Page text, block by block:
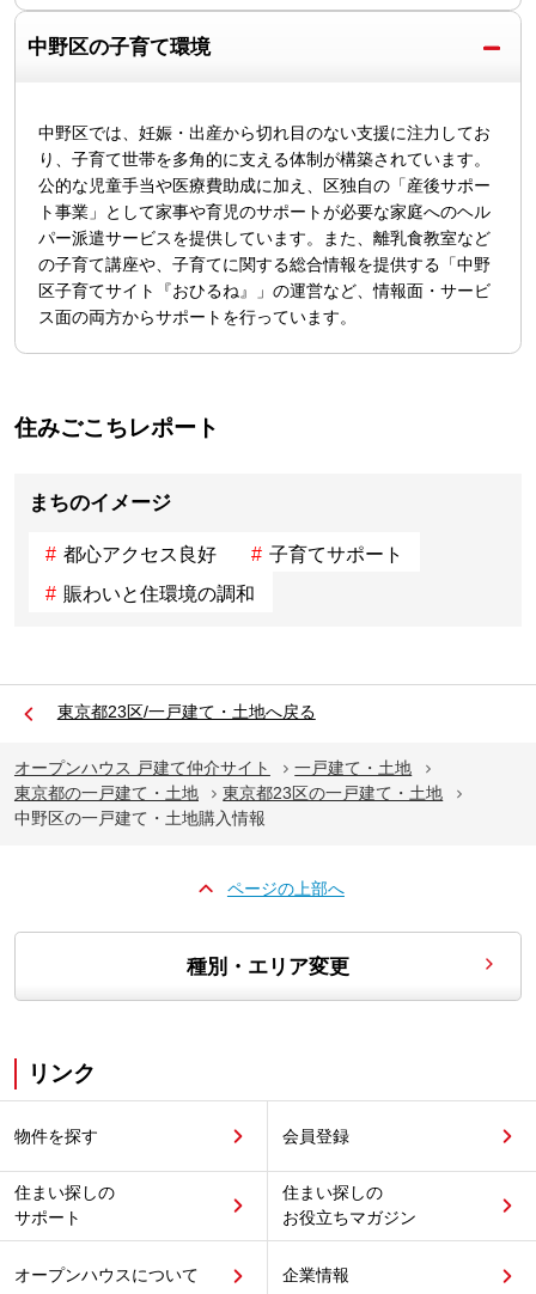
中野区の子育て環境
中野区では、妊娠・出産から切れ目のない支援に注力してお
り、子育て世帯を多角的に支える体制が構築されています。
公的な児童手当や医療費助成に加え、区独自の「産後サポー
ト事業」として家事や育児のサポートが必要な家庭へのヘル
パー派遣サービスを提供しています。また、離乳食教室など
の子育て講座や、子育てに関する総合情報を提供する「中野
区子育てサイト『おひるね』」の運営など、情報面・サービ
ス面の両方からサポートを行っています。
住みごこちレポート
まちのイメージ
都心アクセス良好
子育てサポート
賑わいと住環境の調和
東京都23区/一戸建て・土地へ戻る
オープンハウス 戸建て仲介サイト
一戸建て・土地
東京都の一戸建て・土地
東京都23区の一戸建て・土地
中野区の一戸建て・土地購入情報
ページの上部へ
種別・エリア変更
リンク
物件を探す 会員登録
住まい探しの
サポート
住まい探しの
お役立ちマガジン
オープンハウスについて 企業情報